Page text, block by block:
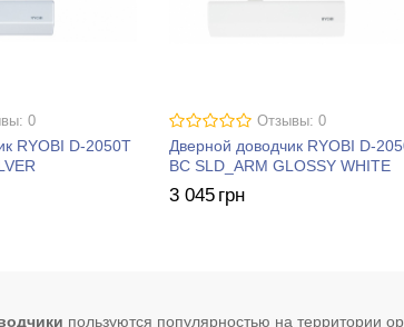
0
RYOBI D-2050T
Отзывы: 0
Дверной доводчик RYOBI D-
BC SLD_ARM GLOSSY WHITE
3 045 грн
пользуются популярностью на территории